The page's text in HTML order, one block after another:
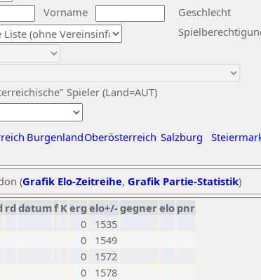
Vorname
Geschlecht
Spieler (Land=AUT)
BurgenlandOberösterreich Salzburg
(Grafik Elo-Zeitreihe, Grafik Partie-Statistik)
rd datumf Kerg elo+/-gegnerelo pnr
0
1535
0
1549
0
1572
0
1578